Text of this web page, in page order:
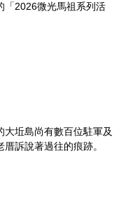
「2026微光馬祖系列活
大坵島尚有數百位駐軍及
訴說著過往的痕跡。